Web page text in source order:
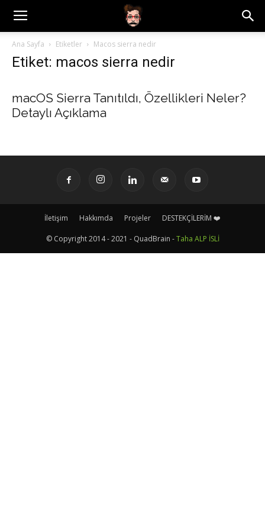
Ana Sayfa Etiketler Macos sierra nedir
Etiket: macos sierra nedir
macOS Sierra Tanıtıldı, Özellikleri Neler?
Detaylı Açıklama
İletişim Hakkımda Projeler DESTEKÇİLERİM ❤️
© Copyright 2014 - 2021 - QuadBrain -Taha ALP İSLİ